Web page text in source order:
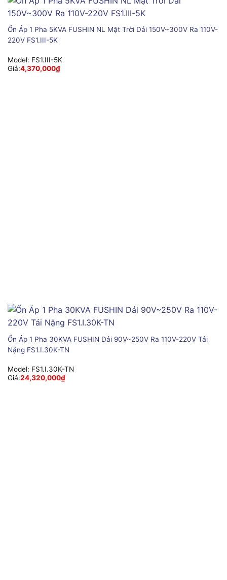
Ổn Áp 1 Pha 5KVA FUSHIN NL Mặt Trời Dải 150V~300V Ra 110V-
220V FS1.III-5K
Model: FS1.III-5K
Giá:4,370,000₫
Ổn Áp 1 Pha 30KVA FUSHIN Dải 90V~250V Ra 110V-220V Tải
Nặng FS1.I.30K-TN
Model: FS1.I.30K-TN
Giá:24,320,000₫